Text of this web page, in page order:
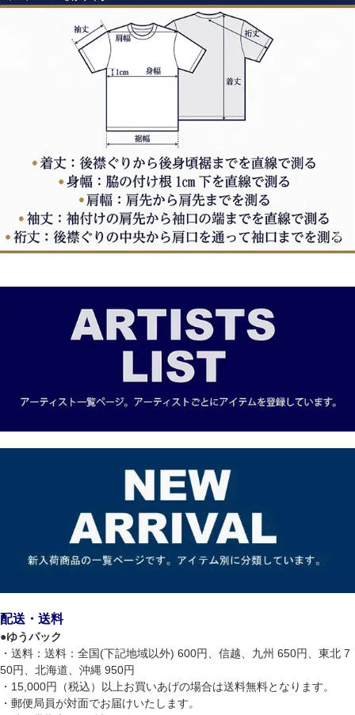
配送・送料
●ゆうパック
・送料：送料：全国(下記地域以外) 600円、信越、九州 650円、東北 7
50円、北海道、沖縄 950円
・15,000円（税込）以上お買いあげの場合は送料無料となります。
・郵便局員が対面でお届けいたします。